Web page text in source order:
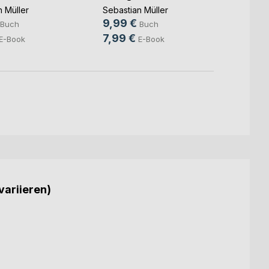
Müller
Buch
E-Book
Sebastian Müller
9,99 € Buch
7,99 € E-Book